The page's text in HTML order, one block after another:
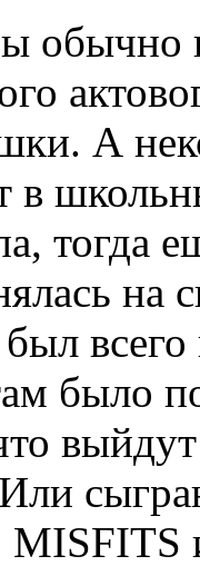
обычно
А
в
тогда
на
было